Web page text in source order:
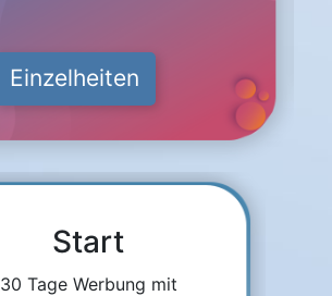
Einzelheiten
Start
30 Tage Werbung mit